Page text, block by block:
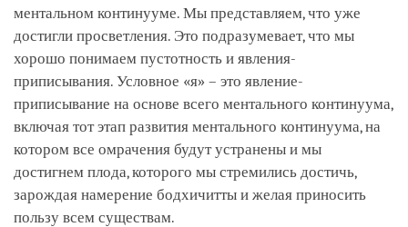
ментальном континууме. Мы представляем, что уже
достигли просветления. Это подразумевает, что мы
хорошо понимаем пустотность и явления-
приписывания. Условное «я» – это явление-
приписывание на основе всего ментального континуума,
включая тот этап развития ментального континуума, на
котором все омрачения будут устранены и мы
достигнем плода, которого мы стремились достичь,
зарождая намерение бодхичитты и желая приносить
пользу всем существам.